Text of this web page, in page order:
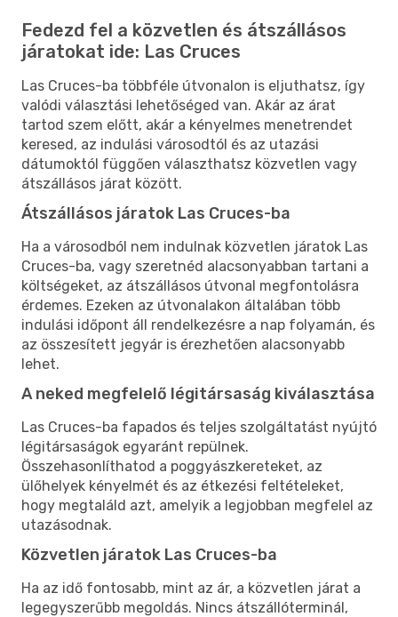
Fedezd fel a közvetlen és átszállásos
járatokat ide: Las Cruces
Las Cruces-ba többféle útvonalon is eljuthatsz, így
valódi választási lehetőséged van. Akár az árat
tartod szem előtt, akár a kényelmes menetrendet
keresed, az indulási városodtól és az utazási
dátumoktól függően választhatsz közvetlen vagy
átszállásos járat között.
Átszállásos járatok Las Cruces-ba
Ha a városodból nem indulnak közvetlen járatok Las
Cruces-ba, vagy szeretnéd alacsonyabban tartani a
költségeket, az átszállásos útvonal megfontolásra
érdemes. Ezeken az útvonalakon általában több
indulási időpont áll rendelkezésre a nap folyamán, és
az összesített jegyár is érezhetően alacsonyabb
lehet.
A neked megfelelő légitársaság kiválasztása
Las Cruces-ba fapados és teljes szolgáltatást nyújtó
légitársaságok egyaránt repülnek.
Összehasonlíthatod a poggyászkereteket, az
ülőhelyek kényelmét és az étkezési feltételeket,
hogy megtaláld azt, amelyik a legjobban megfelel az
utazásodnak.
Közvetlen járatok Las Cruces-ba
Ha az idő fontosabb, mint az ár, a közvetlen járat a
legegyszerűbb megoldás. Nincs átszállóterminál,